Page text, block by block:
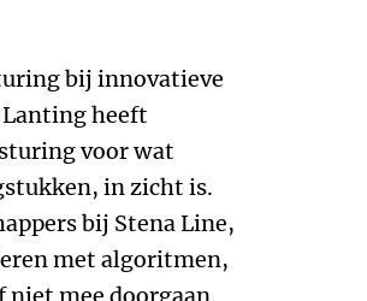
bij innovatieve
heeft
voor wat
in zicht is.
bij Stena Line,
met algoritmen,